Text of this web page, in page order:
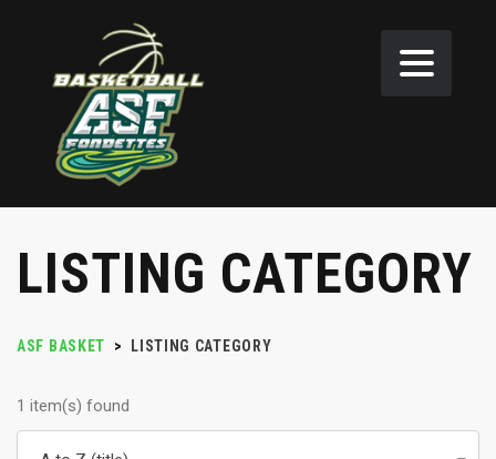
LISTING CATEGORY
ASF BASKET > LISTING CATEGORY
1 item(s) found